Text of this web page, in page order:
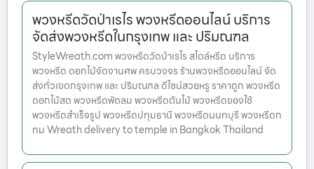
พวงหรีดวัดป่าเรไร พวงหรีดออนไลน์ บริการ
จัดส่งพวงหรีดในกรุงเทพ และ ปริมณฑล
StyleWreath.com พวงหรีดวัดป่าเรไร สไตล์หรีด บริการ
พวงหรีด ดอกไม้จัดงานศพ ครบวงจร ร้านพวงหรีดออนไลน์ จัด
ส่งทั่วเขตกรุงเทพ และ ปริมณฑล ดีไซน์สวยหรู ราคาถูก พวงหรีด
ดอกไม้สด พวงหรีดพัดลม พวงหรีดต้นไม้ พวงหรีดของใช้
พวงหรีดสำเร็จรูป พวงหรีดปทุมธานี พวงหรีดนนทบุรี พวงหรีดก
ทม Wreath delivery to temple in Bangkok Thailand